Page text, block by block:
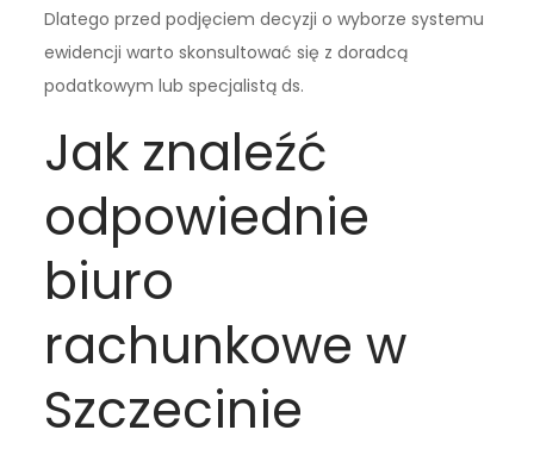
Dlatego przed podjęciem decyzji o wyborze systemu
ewidencji warto skonsultować się z doradcą
podatkowym lub specjalistą ds.
Jak znaleźć
odpowiednie
biuro
rachunkowe w
Szczecinie